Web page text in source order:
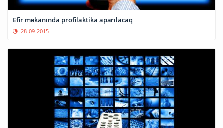
Efir məkanında profilaktika aparılacaq
28-09-2015